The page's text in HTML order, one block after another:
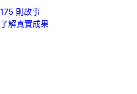
175 則故事
了解真實成果